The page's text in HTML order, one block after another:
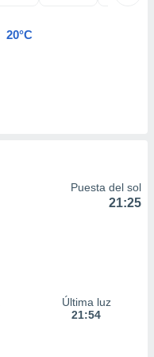
20°C
Puesta del sol
21:25
Última luz
21:54